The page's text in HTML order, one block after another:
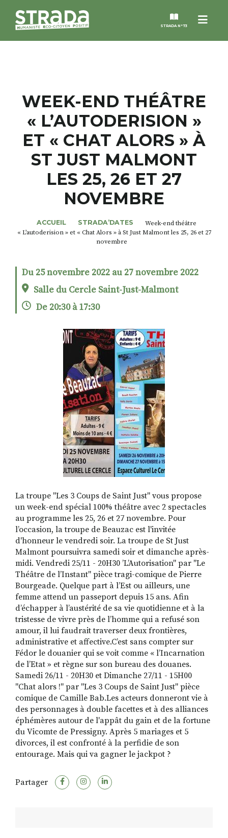
Menu
STRADA N°73
MAGAZINES
NOS THÈMES
STRADA’DATES
ALTER STRADA
RECHERCHER
S'ABONNER
WEEK-END THÉÂTRE
« L’AUTODERISION »
ET « CHAT ALORS » À
ST JUST MALMONT
LES 25, 26 ET 27
NOVEMBRE
ACCUEIL STRADA’DATES
Week-end théâtre
« L’autoderision » et « Chat Alors » à St Just Malmont les 25, 26 et 27
novembre
Du 25 novembre 2022 au 27 novembre 2022
Salle du Cercle Saint-Just-Malmont
De 20:30 à 17:30
La troupe "Les 3 Coups de Saint Just" vous propose
un week-end spécial 100% théâtre avec 2 spectacles
au programme les 25, 26 et 27 novembre. Pour
l’occasion, la troupe de Beauzac est l'invitée
d'honneur le vendredi soir. La troupe de St Just
Malmont poursuivra samedi soir et dimanche après-
midi. Vendredi 25/11 - 20H30 ’L’Autorisation" par "Le
Théâtre de l’Instant" pièce tragi-comique de Pierre
Bourgeade. Quelque part à l’Est ou ailleurs, une
femme attend un passeport depuis 15 ans. Afin
d’échapper à l’austérité de sa vie quotidienne et à la
tristesse de vivre près de l’homme qui a refusé son
amour, il lui faudrait traverser deux frontières,
administrative et affective.C’est sans compter sur
Fédor le douanier qui se voit comme « l’Incarnation
de l’Etat » et règne sur son bureau des douanes.
Samedi 26/11 - 20H30 et Dimanche 27/11 - 15H00
"Chat alors !" par "Les 3 Coups de Saint Just" pièce
comique de Camille Bab.Les acteurs donneront vie à
des personnages à double facettes et à des alliances
éphémères autour de l'appât du gain et de la fortune
du Vicomte de Pressigny. Après 5 mariages et 5
divorces, il est confronté à la perfidie de son
entourage. Mais qui va gagner le jackpot ?
Partager